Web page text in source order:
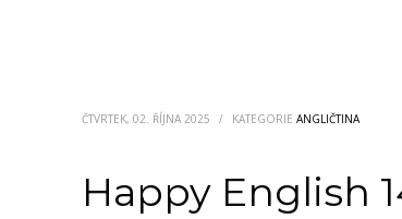
ČTVRTEK, 02. ŘÍJNA 2025 / KATEGORIE ANGLIČTINA
Happy English